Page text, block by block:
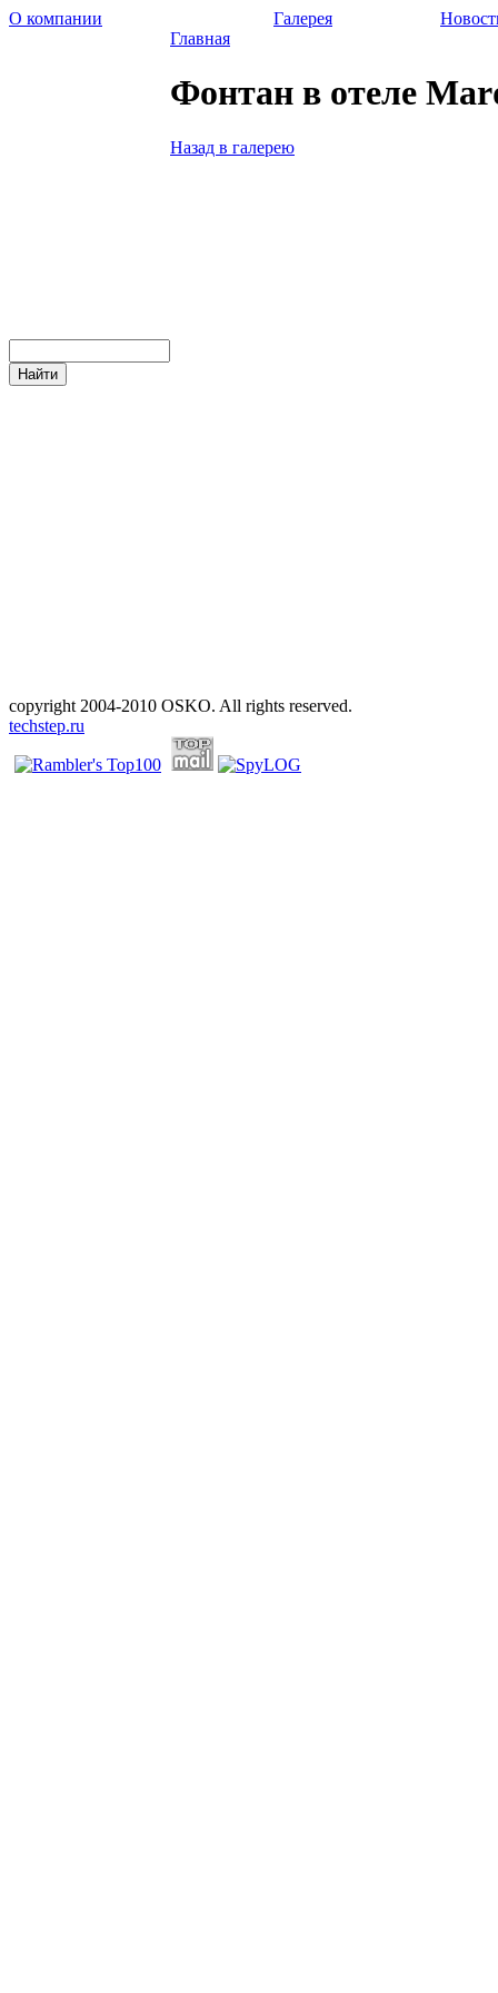
О компании Галерея
Главная
Фонтан в отеле
Назад в галерею
copyright 2004-2010 OSKO. All rights reserved.
techstep.ru